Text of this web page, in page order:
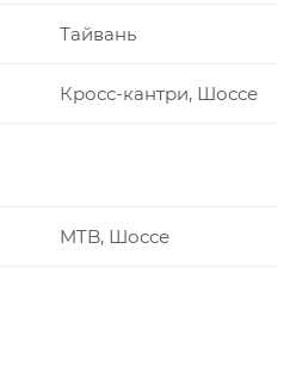
Тайвань
Кросс-кантри, Шоссе
MTB, Шоссе